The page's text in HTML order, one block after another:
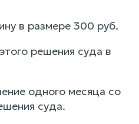
в размере 300 руб.
решения суда в
одного месяца со
суда.